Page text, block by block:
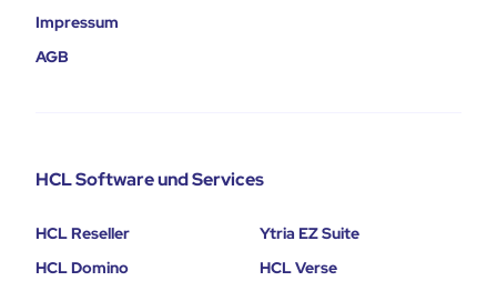
Impressum
AGB
HCL Software und Services
HCL Reseller
HCL Domino
Ytria EZ Suite
HCL Verse